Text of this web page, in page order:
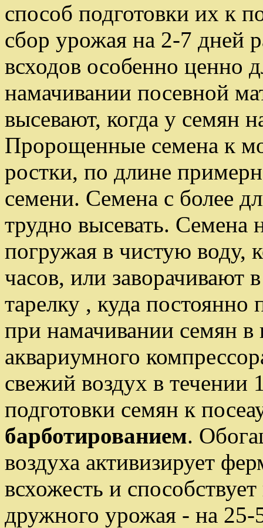
способ подготовки их к
сбор урожая на 2-7 дней
всходов особенно ценно
намачивании посевной
высевают, когда у семян
Пророщенные семена к
ростки, по длине
семени. Семена с более
трудно высевать.
погружая в чистую воду,
часов, или заворачивают
тарелку , куда
при намачивании семян
аквариумного
свежий воздух в течении
подготовки семян к
барботированием.
воздуха активизирует
всхожесть и
дружного урожая - на